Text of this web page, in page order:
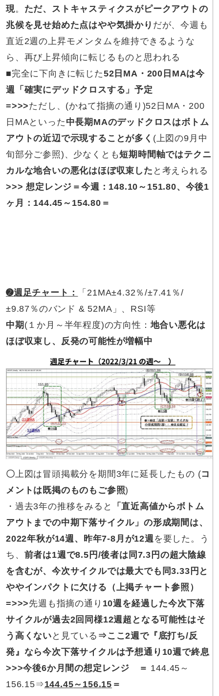
現。 ただ、ストキャスティクスがピークアウトの
兆候を見せ始めた点はやや気掛かり だが、今週も
直近2週の上昇モメンタムを維持できるような
ら、再び上昇傾向に転じるものと思われる
■完全に下向きに転じた52日MA・200日MAは今
週「確実にデッドクロスする」予定
=>>>ただし、(かねて指摘の通り)52日MA・200
日MAといった 中長期MAのデッドクロスはボトム
アウトの近辺で示現することが多く (上図の9月中
旬部分ご参照)、少なくとも短期時間軸ではテクニ
カルな地合いの悪化はほぼ収束した と考えられる
>>> 想定レンジ＝今週：148.10～151.80、今後1
ヶ月：144.45～154.80＝
➋週足チャート：
「21MA±4.32％/±7.41％/
±9.87％のバンド & 52MA」、RSI等
中期 (１か月～半年程度)の方向性：地合い悪化は
ほぼ収束し、反発の可能性が増幅中
〇 上図は冒頭掲載分を期間3年に延長したもの (コ
メントは既掲のものもご参照)
・過去3年の推移をみると
「直近高値からボトム
アウトまでの中期下落サイクル」の形成期間は、
2022年秋が14週、昨年7-8月が12週 を要した。う
ち、 前者は1週で8.5円/後者は同7.3円の超大陰線
を含むが、今次サイクルでは最大でも同3.33円と
ややインパクトに欠ける（上掲チャート参照）
=>>>先週も指摘の通り 10週を経過した今次下落
サイクルが過去2回同様12週超となる可能性はそ
う高くない と見ている ⇒ここ2週で『底打ち/反
発』なら今次下落サイクルは予想通り10週で終息
>>>今後6か月間の想定レンジ ＝ 144.45～
156.15⇒144.45～156.15 ＝